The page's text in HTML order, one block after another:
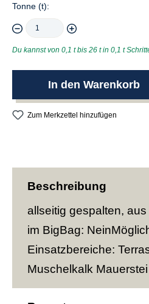
Tonne (t):
Du kannst von 0,1 t bis 26 t in 0,1 t
In den Warenkorb
Zum Merkzettel hinzufügen
Beschreibung
allseitig gespalten,
im BigBag:
Einsatzbereiche:
Muschelkalk